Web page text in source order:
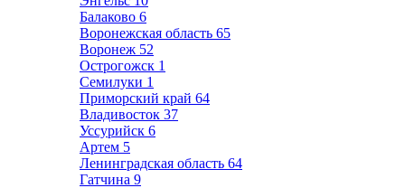
Балаково 6
Воронежская область 65
Воронеж 52
Острогожск 1
Семилуки 1
Приморский край 64
Владивосток 37
Уссурийск 6
Артем 5
Ленинградская область 64
Гатчина 9